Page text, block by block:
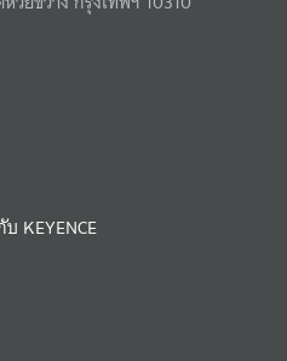
KEYENCE